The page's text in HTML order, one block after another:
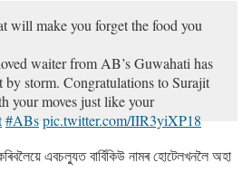
will make you forget the food you
waiter from AB’s Guwahati has
by storm. Congratulations to Surajit
your moves just like your
#ABspic.twitter.com/IIR3yiXP18
India (@absolutebbq)February 11,
এবচল্যুত বাৰ্বিকিউ নামৰ হােটেলখনলৈ অহা